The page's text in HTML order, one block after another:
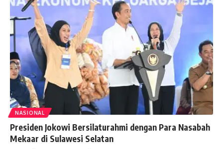
NASIONAL
Presiden Jokowi Bersilaturahmi dengan Para Nasabah
Mekaar di Sulawesi Selatan